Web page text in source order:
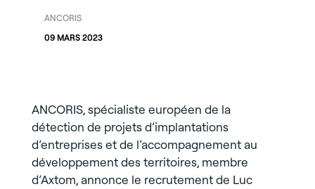
ANCORIS
09 MARS 2023
ANCORIS, spécialiste européen de la
détection de projets d’implantations
d’entreprises et de l’accompagnement au
développement des territoires, membre
d’Axtom, annonce le recrutement de Luc